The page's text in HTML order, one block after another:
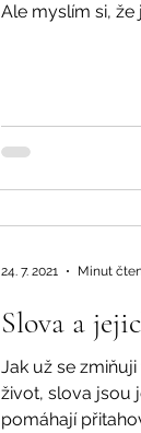
Ale myslím si, že
Slova a
Jak už se
život, slova jsou
pomáhají
24. 7. 2021 Minut